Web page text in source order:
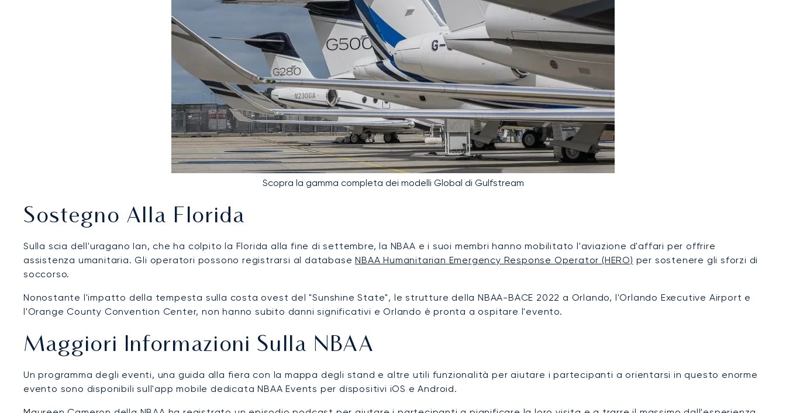
Scopra la gamma completa dei modelli Global di Gulfstream
Sostegno Alla Florida
Sulla scia dell'uragano Ian, che ha colpito la Florida alla fine di settembre, la NBAA e i suoi membri hanno mobilitato l'aviazione d'affari per offrire
assistenza umanitaria. Gli operatori possono registrarsi al databaseNBAA Humanitarian Emergency Response Operator (HERO) per sostenere gli sforzi di
soccorso.
Nonostante l'impatto della tempesta sulla costa ovest del "Sunshine State", le strutture della NBAA-BACE 2022 a Orlando, l'Orlando Executive Airport e
l'Orange County Convention Center, non hanno subito danni significativi e Orlando è pronta a ospitare l'evento.
Maggiori Informazioni Sulla NBAA
Un programma degli eventi, una guida alla fiera con la mappa degli stand e altre utili funzionalità per aiutare i partecipanti a orientarsi in questo enorme
evento sono disponibili sull'app mobile dedicata NBAA Events per dispositivi iOS e Android.